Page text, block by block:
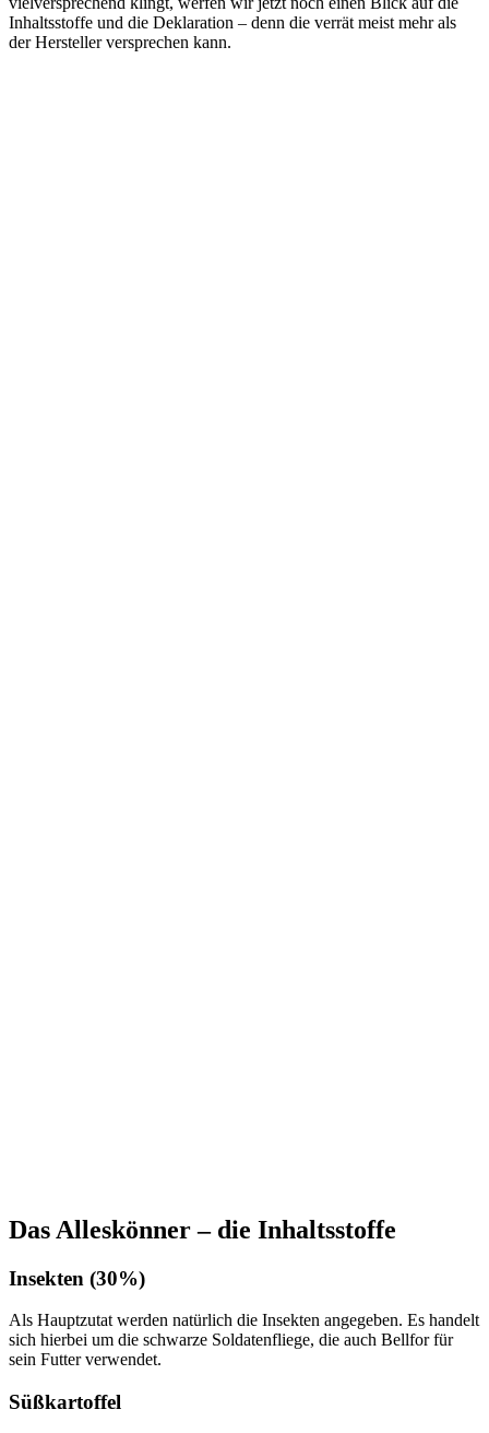
Inhaltsstoffe und die Deklaration – denn die verrät meist mehr als
der Hersteller versprechen kann.
Das Alleskönner – die Inhaltsstoffe
Insekten (30%)
Als Hauptzutat werden natürlich die Insekten angegeben. Es handelt
sich hierbei um die schwarze Soldatenfliege, die auch Bellfor für
sein Futter verwendet.
Süßkartoffel